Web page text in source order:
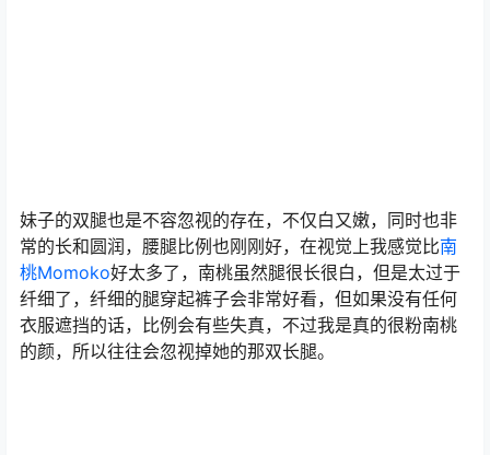
妹子的双腿也是不容忽视的存在，不仅白又嫩，同时也非
常的长和圆润，腰腿比例也刚刚好，在视觉上我感觉比南
桃Momoko好太多了，南桃虽然腿很长很白，但是太过于
纤细了，纤细的腿穿起裤子会非常好看，但如果没有任何
衣服遮挡的话，比例会有些失真，不过我是真的很粉南桃
的颜，所以往往会忽视掉她的那双长腿。